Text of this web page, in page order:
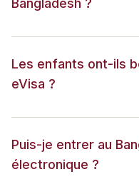
Bangladesh ?
Les enfants ont-ils
eVisa ?
Puis-je entrer au
électronique ?